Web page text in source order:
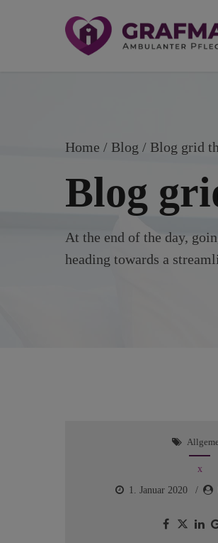
Home Blog / Blog grid
Blog
At the end of the day,
heading towards a
x
1. Januar 2020